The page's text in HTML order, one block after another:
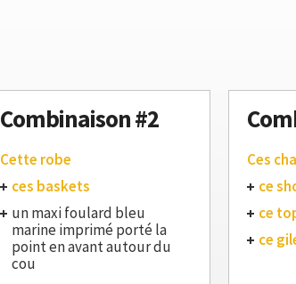
Combinaison #2
Cette robe
ces baskets
un maxi foulard bleu
marine imprimé porté la
point en avant autour du
cou
Ces
ce
ce
ce